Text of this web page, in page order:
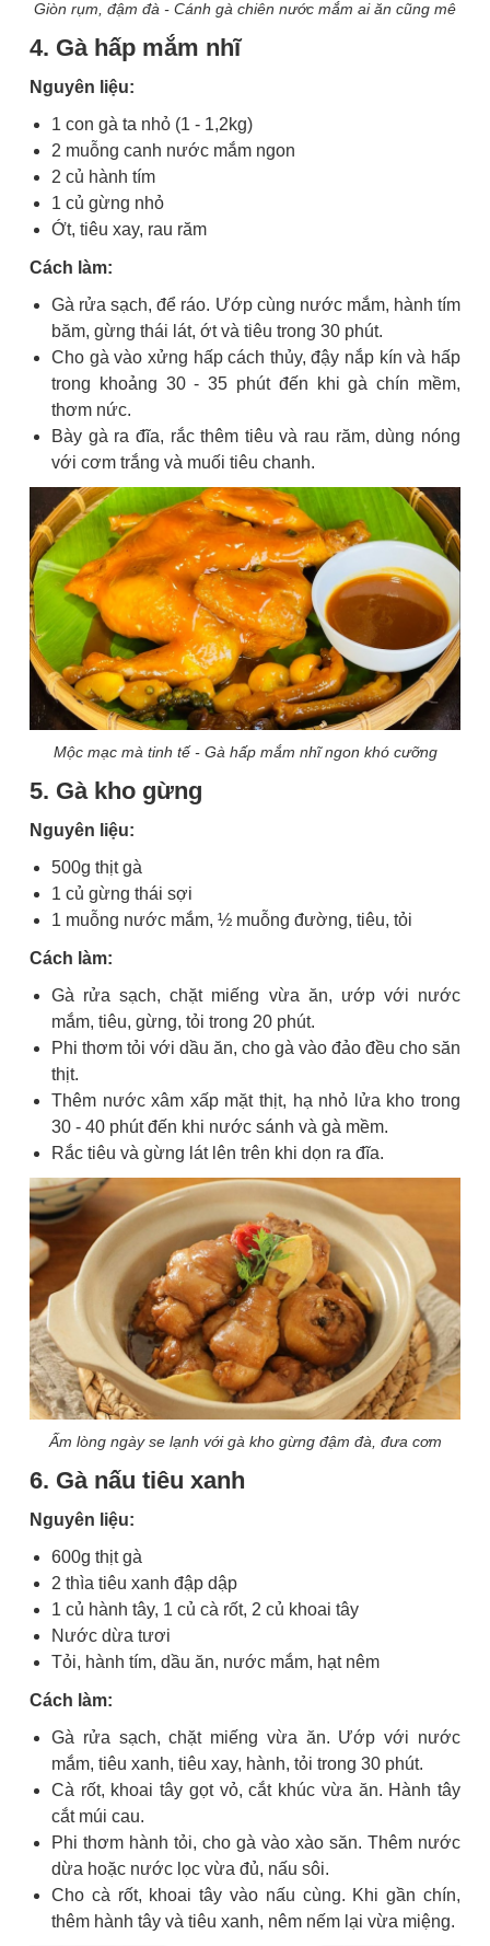
Giòn rụm, đậm đà - Cánh gà chiên nước mắm ai ăn cũng mê
4. Gà hấp mắm nhĩ
Nguyên liệu:
1 con gà ta nhỏ (1 - 1,2kg)
2 muỗng canh nước mắm ngon
2 củ hành tím
1 củ gừng nhỏ
Ớt, tiêu xay, rau răm
Cách làm:
Gà rửa sạch, để ráo. Ướp cùng nước mắm, hành tím
băm, gừng thái lát, ớt và tiêu trong 30 phút.
Cho gà vào xửng hấp cách thủy, đậy nắp kín và hấp
trong khoảng 30 - 35 phút đến khi gà chín mềm,
thơm nức.
Bày gà ra đĩa, rắc thêm tiêu và rau răm, dùng nóng
với cơm trắng và muối tiêu chanh.
Mộc mạc mà tinh tế - Gà hấp mắm nhĩ ngon khó cưỡng
5. Gà kho gừng
Nguyên liệu:
500g thịt gà
1 củ gừng thái sợi
1 muỗng nước mắm, ½ muỗng đường, tiêu, tỏi
Cách làm:
Gà rửa sạch, chặt miếng vừa ăn, ướp với nước
mắm, tiêu, gừng, tỏi trong 20 phút.
Phi thơm tỏi với dầu ăn, cho gà vào đảo đều cho săn
thịt.
Thêm nước xâm xấp mặt thịt, hạ nhỏ lửa kho trong
30 - 40 phút đến khi nước sánh và gà mềm.
Rắc tiêu và gừng lát lên trên khi dọn ra đĩa.
Ấm lòng ngày se lạnh với gà kho gừng đậm đà, đưa cơm
6. Gà nấu tiêu xanh
Nguyên liệu:
600g thịt gà
2 thìa tiêu xanh đập dập
1 củ hành tây, 1 củ cà rốt, 2 củ khoai tây
Nước dừa tươi
Tỏi, hành tím, dầu ăn, nước mắm, hạt nêm
Cách làm:
Gà rửa sạch, chặt miếng vừa ăn. Ướp với nước
mắm, tiêu xanh, tiêu xay, hành, tỏi trong 30 phút.
Cà rốt, khoai tây gọt vỏ, cắt khúc vừa ăn. Hành tây
cắt múi cau.
Phi thơm hành tỏi, cho gà vào xào săn. Thêm nước
dừa hoặc nước lọc vừa đủ, nấu sôi.
Cho cà rốt, khoai tây vào nấu cùng. Khi gần chín,
thêm hành tây và tiêu xanh, nêm nếm lại vừa miệng.